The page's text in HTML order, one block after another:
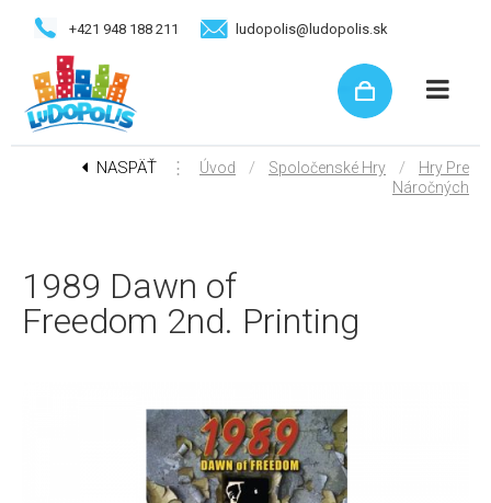
+421 948 188 211 ludopolis@ludopolis.sk
NASPÄŤ ⋮ Úvod / Spoločenské Hry /
Hry Pre
Náročných
1989 Dawn of
Freedom 2nd. Printing